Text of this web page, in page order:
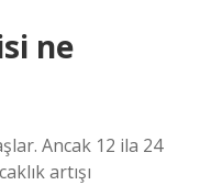
ne
Ancak 12 ila 24
artışı